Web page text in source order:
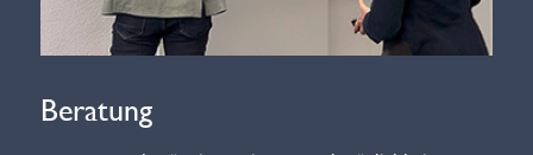
Beratung